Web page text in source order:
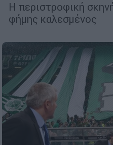
Η περιστροφική
φήμης καλεσμένος